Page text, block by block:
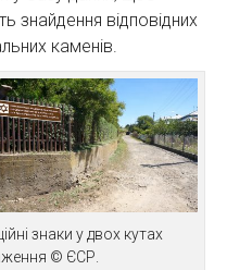
знайдення відповідних
каменів.
знаки у двох кутах
© ЄСР.